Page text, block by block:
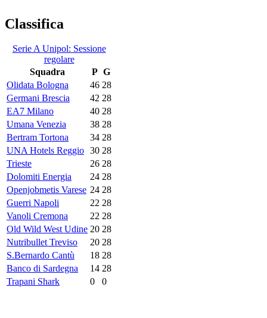
Classifica
Serie A Unipol: Sessione
regolare
Squadra
P G
Olidata Bologna
46 28
Germani Brescia
42 28
EA7 Milano
40 28
Umana Venezia
38 28
Bertram Tortona
34 28
UNA Hotels Reggio 30 28
Trieste
26 28
Dolomiti Energia
24 28
Openjobmetis Varese 24 28
Guerri Napoli
22 28
Vanoli Cremona
22 28
Old Wild West Udine 20 28
Nutribullet Treviso
20 28
S.Bernardo Cantù
18 28
Banco di Sardegna
14 28
Trapani Shark
0 0